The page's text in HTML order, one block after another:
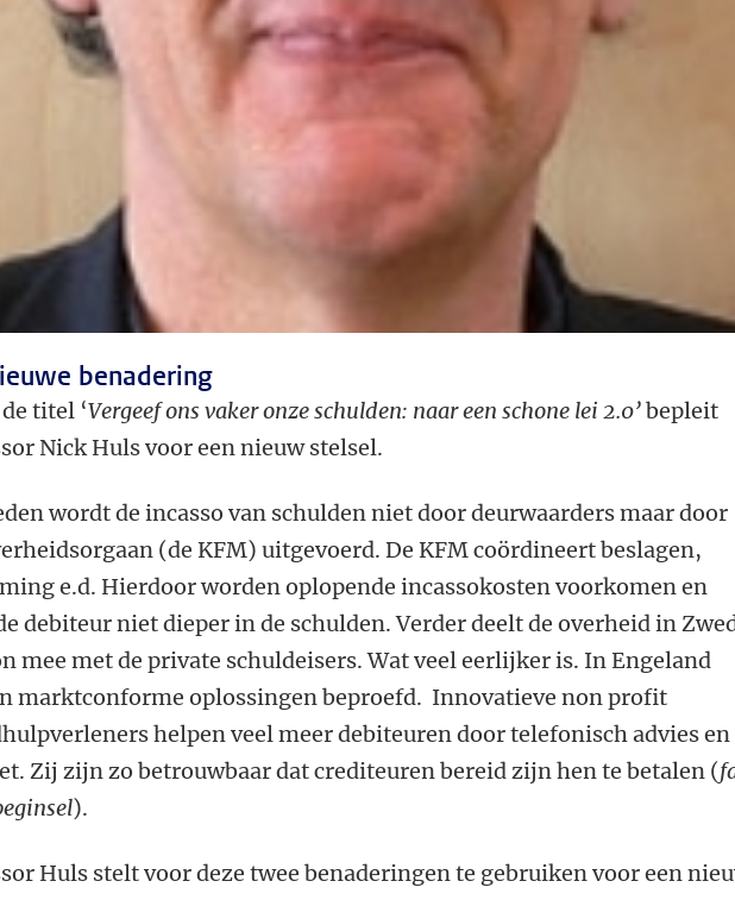
benadering
titel ‘Vergeef ons vaker onze schulden: naar een schone lei 2.0’bepleit
Nick Huls voor een nieuw stelsel.
wordt de incasso van schulden niet door deurwaarders maar door
(de KFM) uitgevoerd. De KFM coördineert beslagen,
e.d. Hierdoor worden oplopende incassokosten voorkomen en
debiteur niet dieper in de schulden. Verder deelt de overheid in
mee met de private schuldeisers. Wat veel eerlijker is. In Engeland
marktconforme oplossingen beproefd. Innovatieve non profit
helpen veel meer debiteuren door telefonisch advies en
Zij zijn zo betrouwbaar dat crediteuren bereid zijn hen te betalen (
).
Huls stelt voor deze twee benaderingen te gebruiken voor een